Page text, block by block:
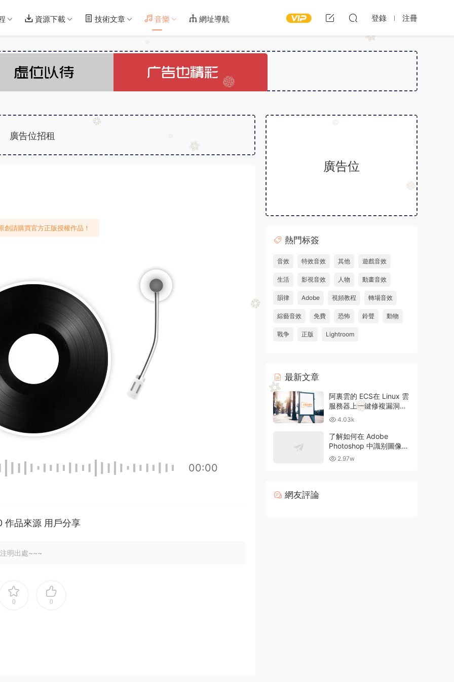
資源下載 技術文章 音樂 網址導航 登錄 注冊
廣告位招租
創請購買官方正版授權作品！
00:00
作品來源 用戶分享
明出處~~~
0 0
廣告位
熱門标簽
音效 特效音效 其他 遊戲音效
生活 影視音效 人物 動畫音效
韻律 Adobe 視頻教程 轉場音效
綜藝音效 免費 恐怖 鈴聲 動物
戰争 正版 Lightroom
最新文章
阿裏雲的 ECS在 Linux 雲
服務器上一鍵修複漏洞和
升級方法
4.03k
了解如何在 Adobe
Photoshop 中識别圖像中
的現有字體
2.97w
網友評論